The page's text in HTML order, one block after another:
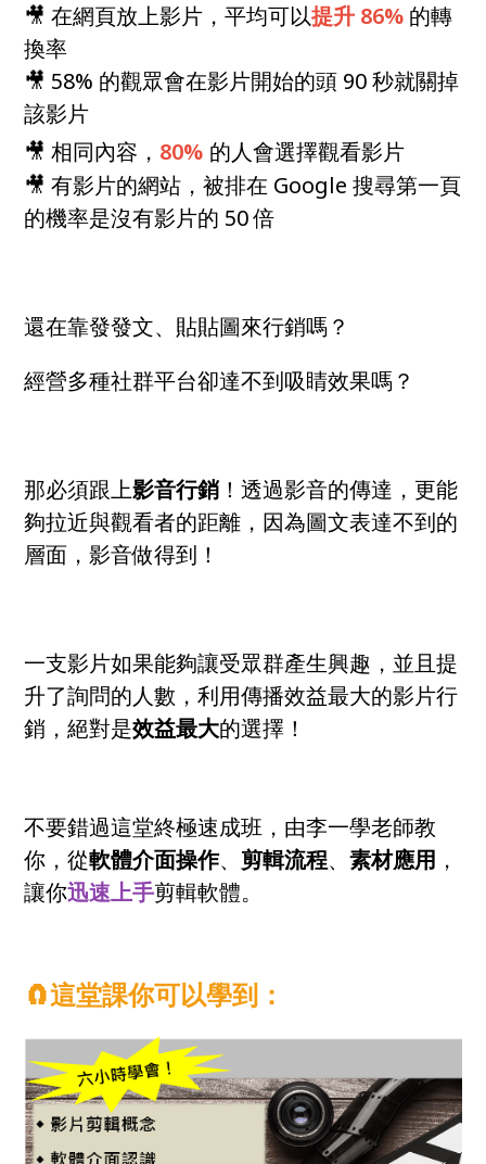
🎥 在網頁放上影片，平均可以提升 86% 的轉
換率
🎥 58% 的觀眾會在影片開始的頭 90 秒就關掉
該影片
🎥 相同內容， 80% 的人會選擇觀看影片
🎥 有影片的網站，被排在 Google 搜尋第一頁
的機率是沒有影片的 50 倍
還在靠發發文、貼貼圖來行銷嗎？
經營多種社群平台卻達不到吸睛效果嗎？
那必須跟上影音行銷 ！透過影音的傳達，更能
夠拉近與觀看者的距離，因為圖文表達不到的
層面，影音做得到！
一支影片如果能夠讓受眾群產生興趣，並且提
升了詢問的人數，利用傳播效益最大的影片行
銷，絕對是效益最大的選擇！
不要錯過這堂終極速成班，由李一學老師教
你，從軟體介面操作、 剪輯流程、素材應用 ，
讓你迅速上手剪輯軟體。
🧲這堂課你可以學到：